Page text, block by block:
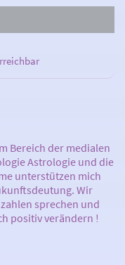
Bereich der medialen
Astrologie und die
unterstützen mich
Wir
sprechen und
positiv verändern !